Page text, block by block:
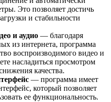
Это позволяет достичь
и стабильности
и аудио — благодаря
из интернета, программа
воспроизводимого видео и
насладиться просмотром
качества.
— программа имеет
который позволяет
ее функциональность.